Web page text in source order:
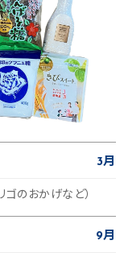
3月
のおかげなど）
9月